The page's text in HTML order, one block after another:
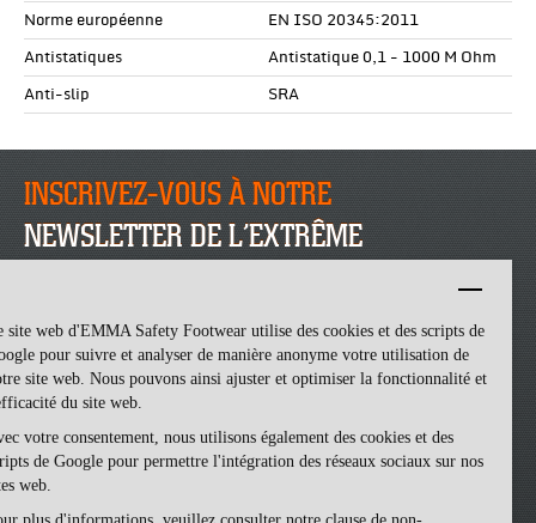
site web d'EMMA Safety Footwear utilise des cookies et des scripts de
pour suivre et analyser de manière anonyme votre utilisation de
site web. Nous pouvons ainsi ajuster et optimiser la fonctionnalité et
du site web.
votre consentement, nous utilisons également des cookies et des
de Google pour permettre l'intégration des réseaux sociaux sur nos
web.
Norme européenne
EN ISO 20345:2011
Antistatiques
Antistatique 0,1 - 1000 M Ohm
Anti-slip
SRA
INSCRIVEZ-VOUS À NOTRE
NEWSLETTER DE L’EXTRÊME